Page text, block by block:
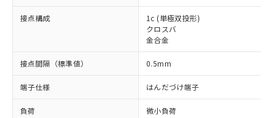
接点構成
1c (単極双投形)
クロスバ
金合金
接点間隔（標準値） 0.5mm
端子仕様 はんだづけ端子
負荷 微小負荷